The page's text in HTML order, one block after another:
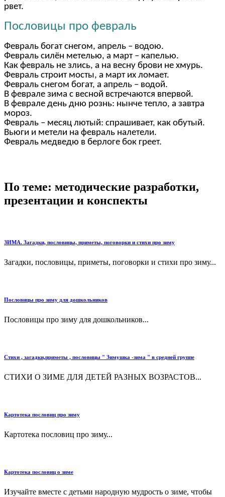
рвет.
Пословицы про февраль
Февраль богат снегом, апрель – водою.
Февраль силён метелью, а март – капелью.
Как февраль не злись, а на весну брови не хмурь.
Февраль строит мосты, а март их ломает.
Февраль снегом богат, а апрель – водой.
В феврале зима с весной встречаются впервой.
В феврале день дню рознь: нынче тепло, а завтра
мороз.
Февраль – месяц лютый: спрашивает, как обутый.
Вьюги и метели на февраль налетели.
Февраль медведю в берлоге бок греет.
По теме: методические разработки,
презентации и конспекты
ЗИМА. Загадки, пословицы, приметы, поговорки и стихи про зиму
Загадки, пословицы, приметы, поговорки и стихи про зиму...
Пословицы про зиму для дошкольников
Пословицы про зиму для дошкольников...
Стихи , загадки,приметы , пословицы " Зимушка -зима " в средней группе
СТИХИ О ЗИМЕ ДЛЯ ДЕТЕЙ РАЗНЫХ ВОЗРАСТОВ...
Картотека пословиц про зиму
Картотека пословиц про зиму...
Картотека пословиц о зиме
Изучайте вместе с детьми народную мудрость о зиме, чтобы